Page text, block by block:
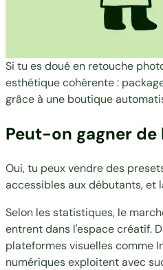
Si tu es doué en retouche
esthétique cohérente :
grâce à une boutique
Peut-on gagner
Oui, tu peux vendre des
accessibles aux débutants, et
Selon les statistiques, le
entrent dans l'espace créatif.
plateformes visuelles comme
numériques exploitent avec